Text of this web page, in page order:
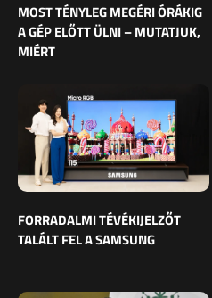
MOST TÉNYLEG MEGÉRI ÓRÁKIG
A GÉP ELŐTT ÜLNI – MUTATJUK,
MIÉRT
FORRADALMI TÉVÉKIJELZŐT
TALÁLT FEL A SAMSUNG